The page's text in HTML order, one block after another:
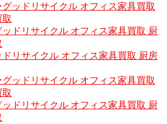
ッドリサイクル オフィス家具買取
ドリサイクル オフィス家具買取 厨
リサイクル オフィス家具買取 厨房
ッドリサイクル オフィス家具買取
ドリサイクル オフィス家具買取 厨